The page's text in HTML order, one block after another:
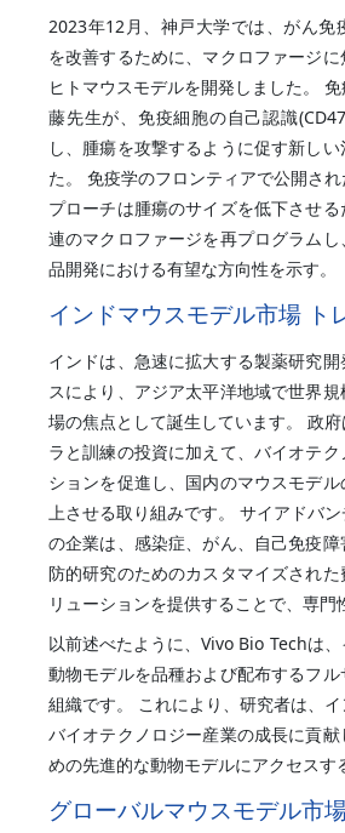
2023年12月、神戸大学では、がん免
を改善するために、マクロファージ
ヒトマウスモデルを開発しました。
藤先生が、免疫細胞の自己認識
し、腫瘍を攻撃するように促す新し
た。 免疫学のフロンティアで公開さ
プローチは腫瘍のサイズを低下させ
連のマクロファージを再プログラム
品開発における有望な方向性を示す。
インドマウスモデル市場 ト
インドは、急速に拡大する製薬研究
スにより、アジア太平洋地域で世界
場の焦点として誕生しています。 政
ラと訓練の投資に加えて、バイオテ
ションを促進し、国内のマウスモデ
上させる取り組みです。 サイアドバ
の企業は、感染症、がん、自己免疫
防的研究のためのカスタマイズされ
リューションを提供することで、専門
以前述べたように、Vivo Bio Techは
動物モデルを品種および配布するフ
組織です。 これにより、研究者は、
バイオテクノロジー産業の成長に貢
めの先進的な動物モデルにアクセスす
グローバルマウスモデル市